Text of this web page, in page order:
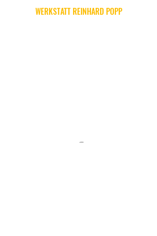
WERKSTATT REINHARD POPP